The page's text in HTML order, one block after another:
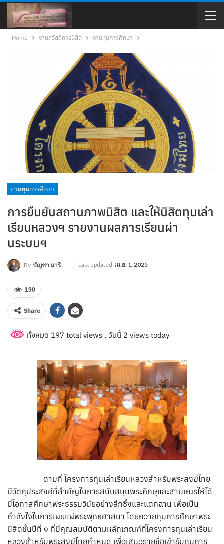
Home งานสวัสดิการนิสิต งานทุนการศึกษา
งานทุนการศึกษา
การยืนยันสถานภาพนิสิต และให้นิสิตทุนเล่า
เรียนหลวงฯ รายงานผลการเรียนผ่า
นระบบฯ
By บัญชา นารี Last updated เม.ย. 1, 2025
190
Share
ทั้งหมด 197 total views , วันนี้ 2 views today
ตามที่ โครงการทุนเล่าเรียนหลวงสำหรับพระสงฆ์ไทย
มีวัตถุประสงค์ที่สำคัญในการสนับสนุนพระภิกษุและสามเณรให้ได้
มีโอกาสศึกษาพระธรรมวินัยอย่างลึกซื้งและแตกฉาน เพื่อเป็น
กำลังใจในการเผยแผ่พระพุทธศาสนา โดยถวายทุนการศึกษาพระ
นิสิตชั้นปีที่ ๑ ที่มีคุณสมบัติตามหลักเกณฑ์ที่โครงการทุนเล่าเรียน
หลวงสำหรับพระสงฆ์ไทยกำหนด เพื่อเสนอรายชื่อเข้ารับทุนการ